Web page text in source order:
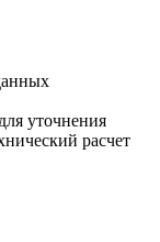
уточнения
расчет